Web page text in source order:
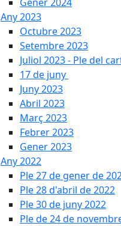
Any 2023
Octubre 2023
Setembre 2023
Juliol 2023 - Ple del
17 de juny
Juny 2023
Abril 2023
Març 2023
Febrer 2023
Gener 2023
Any 2022
Ple 27 de gener de
Ple 28 d'abril de 2022
Ple 30 de juny 2022
Ple de 24 de